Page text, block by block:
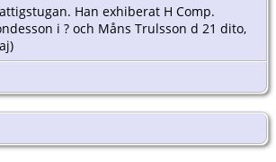
Han exhiberat H Comp.
i ? och Måns Trulsson d 21 dito,